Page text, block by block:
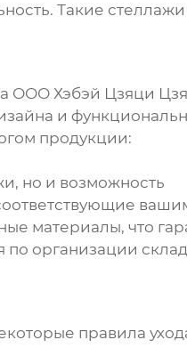
Такие стеллажи
ООО Хэбэй Цзяци
и
продукции:
но и возможность
материалы, что
организации
правила